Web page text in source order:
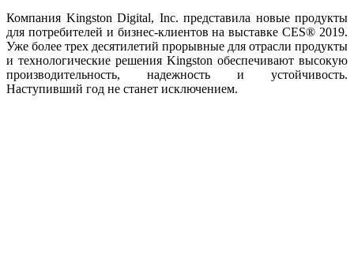
Компания Kingston Digital, Inc. представила новые продукты
для потребителей и бизнес-клиентов на выставке CES® 2019.
Уже более трех десятилетий прорывные для отрасли продукты
и технологические решения Kingston обеспечивают высокую
производительность, надежность и устойчивость.
Наступивший год не станет исключением.